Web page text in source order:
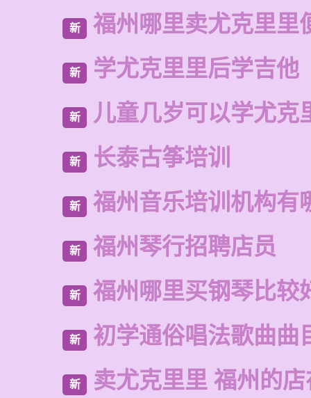
新 福州哪里卖尤克里里
新 学尤克里里后学吉他
新 儿童几岁可以学尤克
新 长泰古筝培训
新 福州音乐培训机构有
新 福州琴行招聘店员
新 福州哪里买钢琴比较
新 初学通俗唱法歌曲曲
新 卖尤克里里 福州的